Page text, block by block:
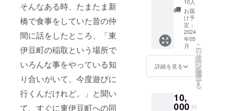
そんなある時、たまたま新
橋で食事をしていた昔の仲
間に話をしたところ、「東
伊豆町の稲取という場所で
いろんな事をやっている知
り合いがいて、今度遊びに
行くんだけれど。」と聞い
て、すぐに東伊豆町への同
します
ので、
ご利用
の際に
はス
マート
フォン
などで
ださ
い。 宿
ルーツ
や、そ
れらの
フルー
ツを
使った
ジュー
スなど
も有名
です。
いった
稲取特
お届
け予
定：
2024
年05
月
詳細を見る
こ
の
リ
タ
ー
ン
を
選
択
す
る
10,
000 円